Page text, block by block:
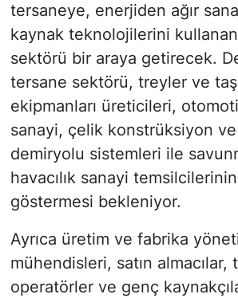
tersaneye, enerjiden ağır
kaynak teknolojilerini
sektörü bir araya getirecek.
tersane sektörü, treyler ve
ekipmanları üreticileri,
sanayi, çelik konstrüksiyon ve
demiryolu sistemleri ile
havacılık sanayi
göstermesi bekleniyor.
Ayrıca üretim ve fabrika
mühendisleri, satın
operatörler ve genç